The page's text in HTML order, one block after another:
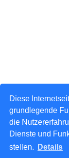
Diese
grundlegende
die
Dienste und
stellen.
Details